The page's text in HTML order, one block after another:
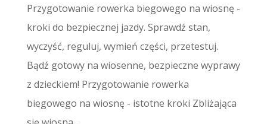
Przygotowanie rowerka biegowego na wiosnę -
kroki do bezpiecznej jazdy. Sprawdź stan,
wyczyść, reguluj, wymień części, przetestuj.
Bądź gotowy na wiosenne, bezpieczne wyprawy
z dzieckiem! Przygotowanie rowerka
biegowego na wiosnę - istotne kroki Zbliżająca